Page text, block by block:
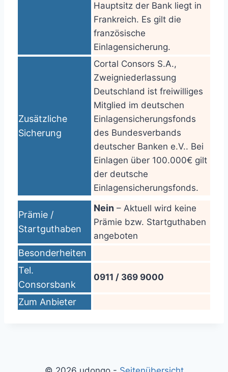
Hauptsitz der Bank liegt in
Frankreich. Es gilt die
französische
Einlagensicherung.
Zusätzliche
Sicherung
Cortal Consors S.A.,
Zweigniederlassung
Deutschland ist freiwilliges
Mitglied im deutschen
Einlagensicherungsfonds
des Bundesverbands
deutscher Banken e.V.. Bei
Einlagen über 100.000€ gilt
der deutsche
Einlagensicherungsfonds.
Prämie /
Startguthaben
Nein – Aktuell wird keine
Prämie bzw. Startguthaben
angeboten
Besonderheiten
Tel.
Consorsbank
0911 / 369 9000
Zum Anbieter